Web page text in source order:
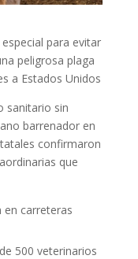
para evitar
peligrosa plaga
a Estados Unidos
sanitario sin
barrenador en
confirmaron
que
en carreteras
500 veterinarios